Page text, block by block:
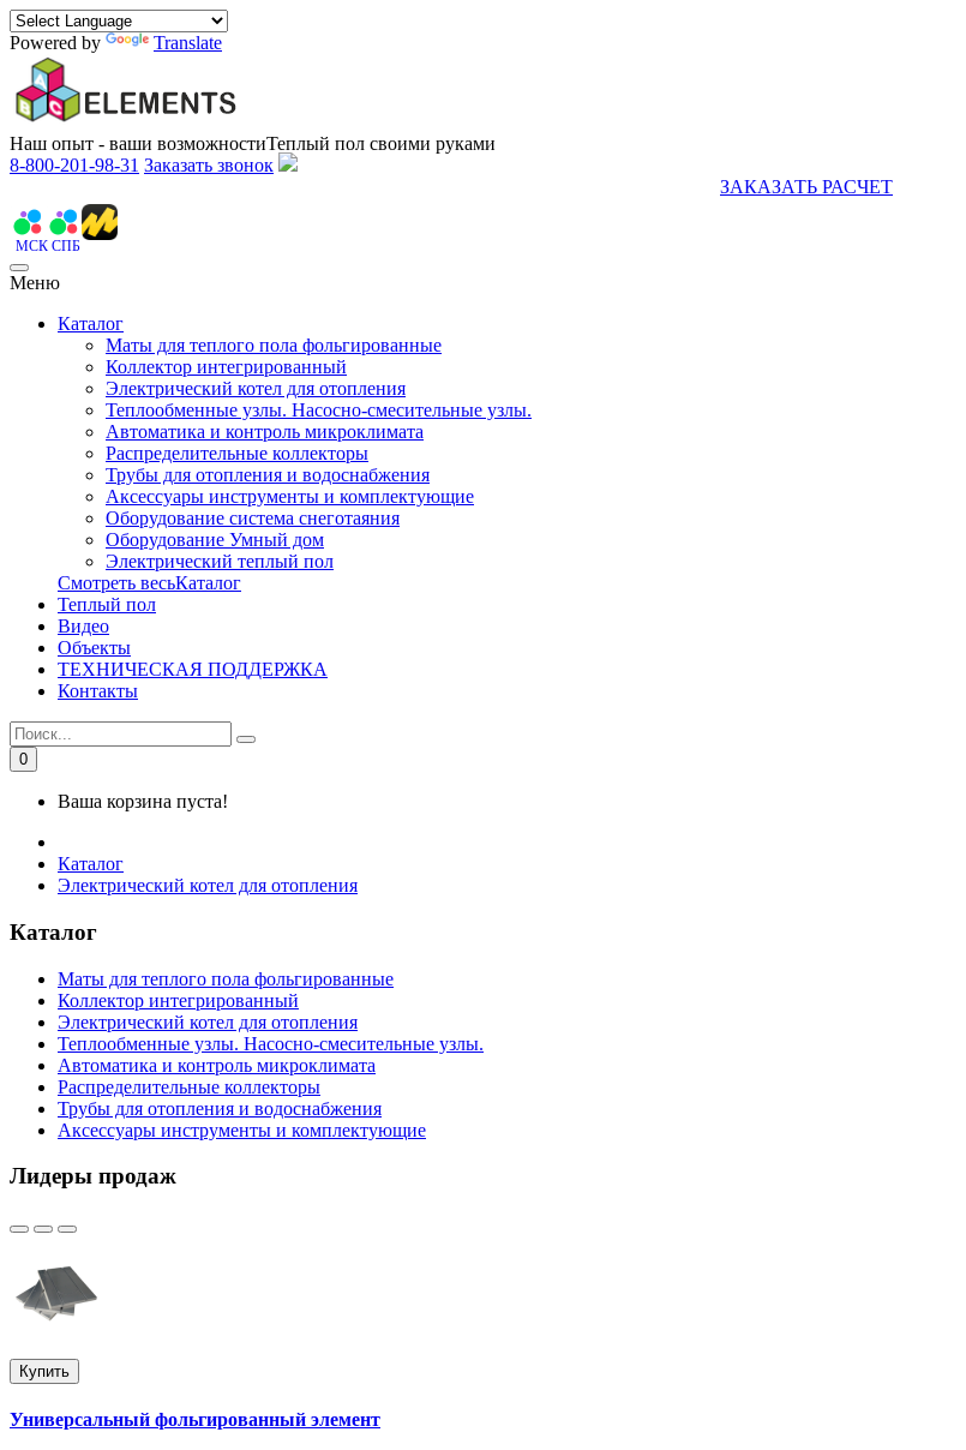
Powered by Translate
Наш опыт - ваши возможностиТеплый пол своими руками
8-800-201-98-31 Заказать звонок
ЗАКАЗАТЬ РАСЧЕТ
МСК СПБ
Меню
Каталог
Маты для теплого пола фольгированные
Коллектор интегрированный
Электрический котел для отопления
Теплообменные узлы. Насосно-смесительные узлы.
Автоматика и контроль микроклимата
Распределительные коллекторы
Трубы для отопления и водоснабжения
Аксессуары инструменты и комплектующие
Оборудование система снеготаяния
Оборудование Умный дом
Электрический теплый пол
Смотреть весьКаталог
Теплый пол
Видео
Объекты
ТЕХНИЧЕСКАЯ ПОДДЕРЖКА
Контакты
0
Ваша корзина пуста!
Каталог
Электрический котел для отопления
Каталог
Маты для теплого пола фольгированные
Коллектор интегрированный
Электрический котел для отопления
Теплообменные узлы. Насосно-смесительные узлы.
Автоматика и контроль микроклимата
Распределительные коллекторы
Трубы для отопления и водоснабжения
Аксессуары инструменты и комплектующие
Лидеры продаж
Купить
Универсальный фольгированный элемент